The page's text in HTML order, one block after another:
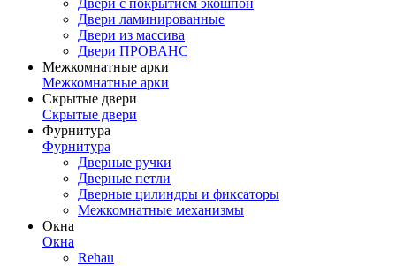
Двери с покрытием экошпон
Двери ламинированные
Двери из массива
Двери ПРОВАНС
Межкомнатные арки
Межкомнатные арки
Скрытые двери
Скрытые двери
Фурнитура
Фурнитура
Дверные ручки
Дверные петли
Дверные цилиндры и фиксаторы
Межкомнатные механизмы
Окна
Окна
Rehau